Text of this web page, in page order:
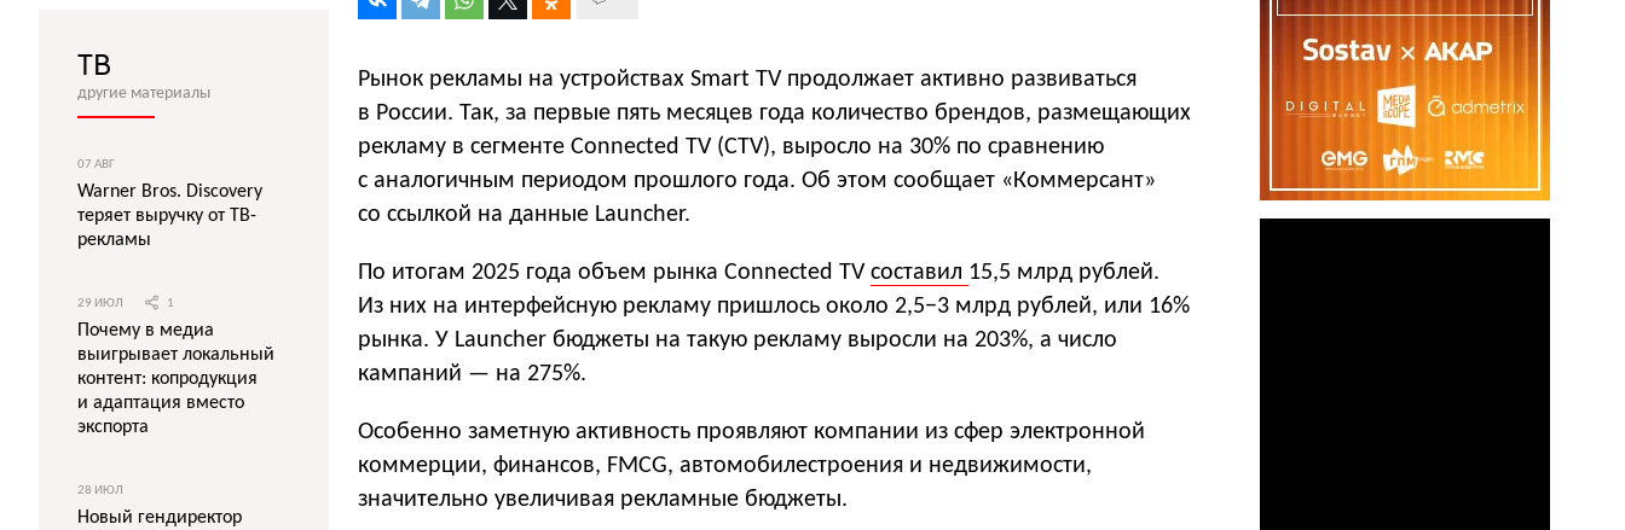
Рынок рекламы на устройствах Smart TV продолжает активно развиваться
в России. Так, за первые пять месяцев года количество брендов, размещающих
рекламу в сегменте Connected TV (CTV), выросло на 30% по сравнению
с аналогичным периодом прошлого года. Об этом сообщает «Коммерсант»
со ссылкой на данные Launcher.
По итогам 2025 года объем рынка Connected TV составил 15,5 млрд рублей.
Из них на интерфейсную рекламу пришлось около 2,5−3 млрд рублей, или 16%
рынка. У Launcher бюджеты на такую рекламу выросли на 203%, а число
кампаний — на 275%.
Особенно заметную активность проявляют компании из сфер электронной
коммерции, финансов, FMCG, автомобилестроения и недвижимости,
значительно увеличивая рекламные бюджеты.
ТВ
другие материалы
07 АВГ
Warner Bros. Discovery
теряет выручку от ТВ-
рекламы
29 ИЮЛ 1
Почему в медиа
выигрывает локальный
контент: копродукция
и адаптация вместо
экспорта
28 ИЮЛ
Новый гендиректор